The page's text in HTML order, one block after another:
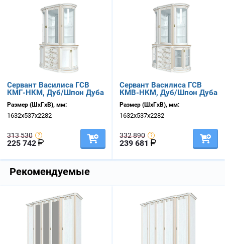
Рекомендуемые
Сервант Василиса ГСВ
КМГ-НКМ, Дуб/Шпон Дуба
Размер (ШхГхВ), мм:
1632х537х2282
313 530
225 742
Сервант Василиса ГСВ
КМВ-НКМ, Дуб/Шпон Дуба
Размер (ШхГхВ), мм:
1632х537х2282
332 890
239 681